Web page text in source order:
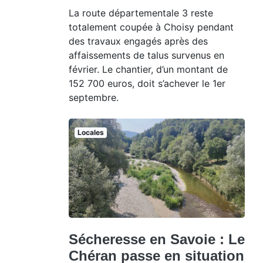
La route départementale 3 reste
totalement coupée à Choisy pendant
des travaux engagés après des
affaissements de talus survenus en
février. Le chantier, d’un montant de
152 700 euros, doit s’achever le 1er
septembre.
Locales
Sécheresse en Savoie : Le
Chéran passe en situation